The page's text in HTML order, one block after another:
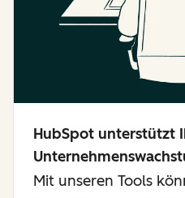
HubSpot unterstützt
Mit unseren Tools